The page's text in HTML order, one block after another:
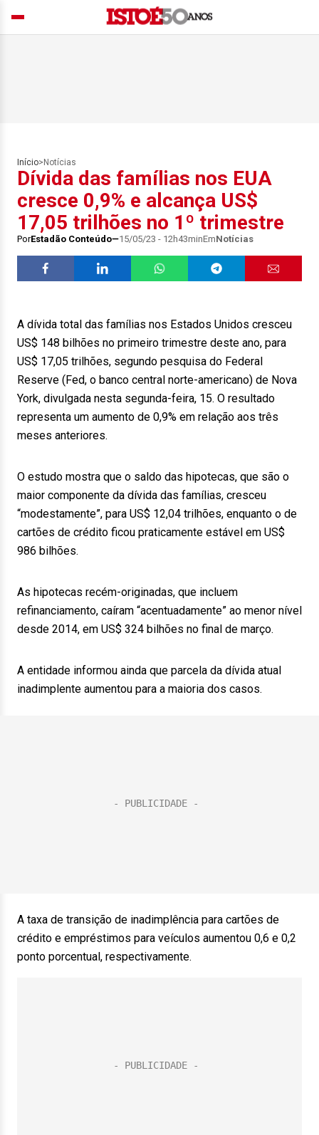
Início> Notícias
Dívida das famílias nos EUA
cresce 0,9% e alcança US$
17,05 trilhões no 1º trimestre
PorEstadão Conteúdo 15/05/23 - 12h43minEmNotícias
A dívida total das famílias nos Estados Unidos cresceu
US$ 148 bilhões no primeiro trimestre deste ano, para
US$ 17,05 trilhões, segundo pesquisa do Federal
Reserve (Fed, o banco central norte-americano) de Nova
York, divulgada nesta segunda-feira, 15. O resultado
representa um aumento de 0,9% em relação aos três
meses anteriores.
O estudo mostra que o saldo das hipotecas, que são o
maior componente da dívida das famílias, cresceu
“modestamente”, para US$ 12,04 trilhões, enquanto o de
cartões de crédito ficou praticamente estável em US$
986 bilhões.
As hipotecas recém-originadas, que incluem
refinanciamento, caíram “acentuadamente” ao menor nível
desde 2014, em US$ 324 bilhões no final de março.
A entidade informou ainda que parcela da dívida atual
inadimplente aumentou para a maioria dos casos.
A taxa de transição de inadimplência para cartões de
crédito e empréstimos para veículos aumentou 0,6 e 0,2
ponto porcentual, respectivamente.